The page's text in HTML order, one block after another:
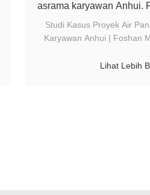
asrama karyawan Anhui.
Listrik
Studi Kasus Proyek Air
Karyawan Anhui | Foshan
Panas Suhu Rendah
Lihat Lebih